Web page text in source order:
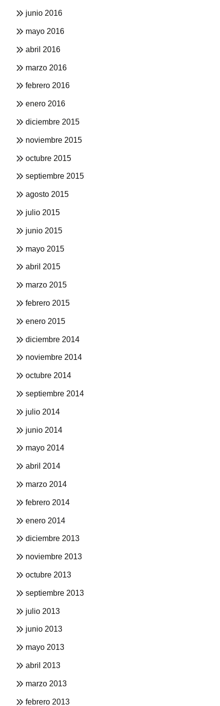
junio 2016
mayo 2016
abril 2016
marzo 2016
febrero 2016
enero 2016
diciembre 2015
noviembre 2015
octubre 2015
septiembre 2015
agosto 2015
julio 2015
junio 2015
mayo 2015
abril 2015
marzo 2015
febrero 2015
enero 2015
diciembre 2014
noviembre 2014
octubre 2014
septiembre 2014
julio 2014
junio 2014
mayo 2014
abril 2014
marzo 2014
febrero 2014
enero 2014
diciembre 2013
noviembre 2013
octubre 2013
septiembre 2013
julio 2013
junio 2013
mayo 2013
abril 2013
marzo 2013
febrero 2013